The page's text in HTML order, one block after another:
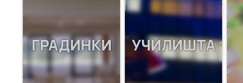
ГРАДИНКИ УЧИЛИШТА